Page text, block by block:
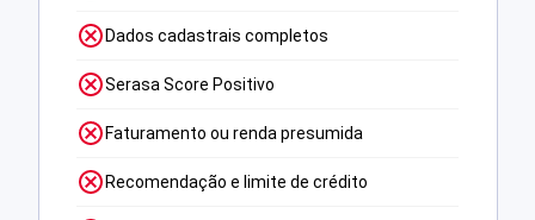
Dados cadastrais completos
Serasa Score Positivo
Faturamento ou renda presumida
Recomendação e limite de crédito